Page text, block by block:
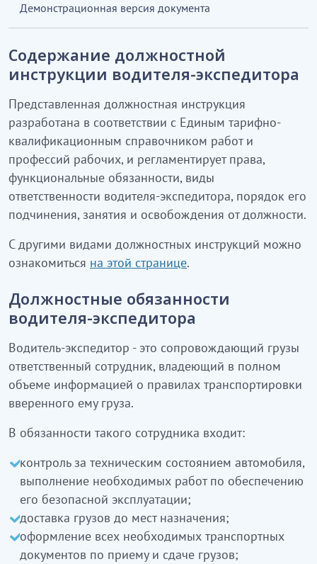
Демонстрационная версия документа
Содержание должностной
инструкции водителя-экспедитора
Представленная должностная инструкция
разработана в соответствии с Единым тарифно-
квалификационным справочником работ и
профессий рабочих, и регламентирует права,
функциональные обязанности, виды
ответственности водителя-экспедитора, порядок его
подчинения, занятия и освобождения от должности.
С другими видами должностных инструкций можно
ознакомиться на этой странице.
Должностные обязанности
водителя-экспедитора
Водитель-экспедитор - это сопровождающий грузы
ответственный сотрудник, владеющий в полном
объеме информацией о правилах транспортировки
вверенного ему груза.
В обязанности такого сотрудника входит:
контроль за техническим состоянием автомобиля,
выполнение необходимых работ по обеспечению
его безопасной эксплуатации;
доставка грузов до мест назначения;
оформление всех необходимых транспортных
документов по приему и сдаче грузов;